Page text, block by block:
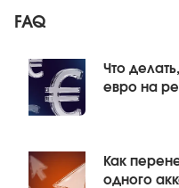
FAQ
Что
евро на
Как
одного